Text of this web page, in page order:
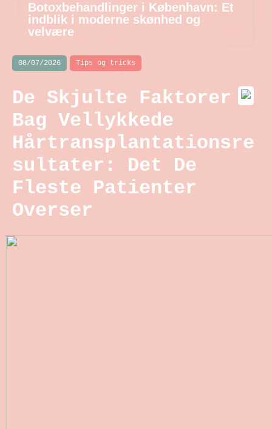
Botoxbehandlinger i København: Et
indblik i moderne skønhed og
velvære
08/07/2026 Tips og tricks
De Skjulte Faktorer
Bag Vellykkede
Hårtransplantationsre
sultater: Det De
Fleste Patienter
Overser